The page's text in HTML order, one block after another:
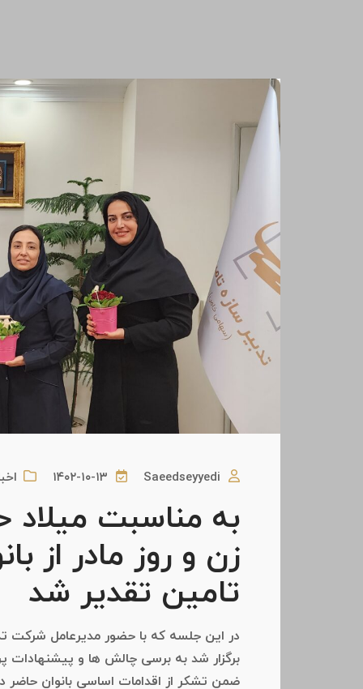
Saeedseyyedi ۱۴۰۲-۱۰-۱۳
به مناسبت
زن و روز مادر از
تامین تقدیر شد
در این جلسه که با حضور مدیرعامل شرکت
برگزار شد به برسی چالش ها و
ضمن تشکر از اقدامات اساسی بانوان حاضر